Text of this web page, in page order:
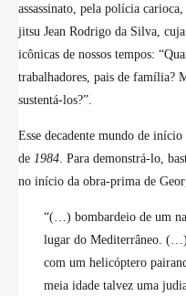
assassinato, pela polícia
jitsu Jean Rodrigo da Silva,
icônicas de nossos tempos:
trabalhadores, pais de família?
sustentá-los?”.
Esse decadente mundo de
de 1984 . Para demonstrá-lo,
no início da obra-prima de
“(…) bombardeio de um
lugar do Mediterrâneo. (…)
com um helicóptero
meia idade talvez uma